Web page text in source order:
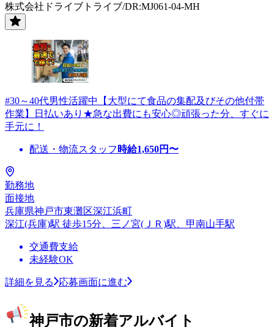
株式会社ドライブトライブ/DR:MJ061-04-MH
#30～40代男性活躍中【大型にて食品の集配及びその他付帯
作業】日払いあり★急な出費にも安心◎頑張った分、すぐに
手元に！
配送・物流スタッフ 時給1,650円〜
勤務地
面接地
兵庫県神戸市東灘区深江浜町
深江(兵庫)駅 徒歩15分、三ノ宮(ＪＲ)駅、甲南山手駅
交通費支給
未経験OK
詳細を見る 応募画面に進む
神戸市の新着アルバイト